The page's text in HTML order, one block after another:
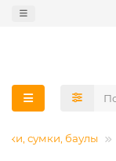
сумки, баулы